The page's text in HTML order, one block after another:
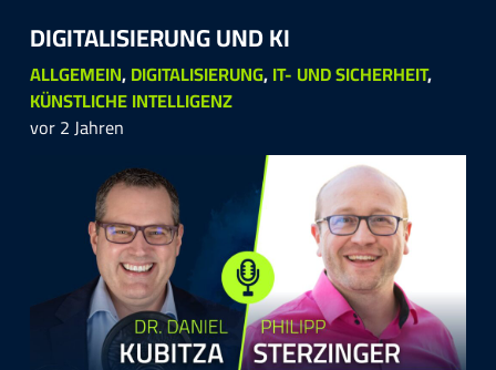
DIGITALISIERUNG UND KI
ALLGEMEIN,DIGITALISIERUNG,IT- UND SICHERHEIT,
KÜNSTLICHE INTELLIGENZ
vor 2 Jahren